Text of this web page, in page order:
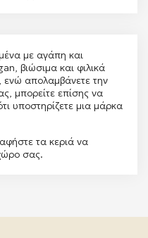
με αγάπη και
βιώσιμα και φιλικά
ενώ απολαμβάνετε την
μπορείτε επίσης να
υποστηρίζετε μια μάρκα
τα κεριά να
σας.